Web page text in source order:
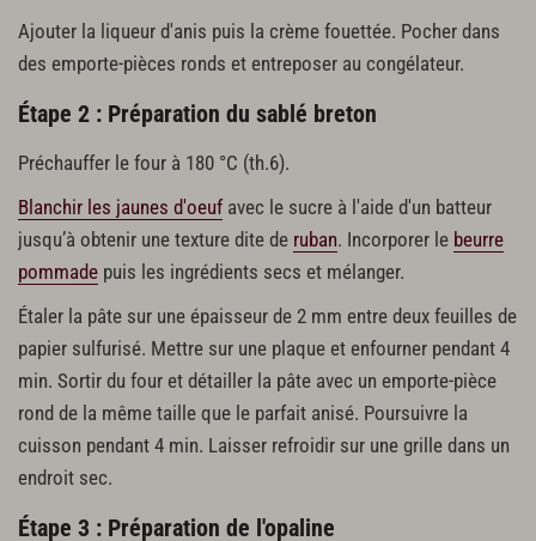
Ajouter la liqueur d'anis puis la crème fouettée. Pocher dans
des emporte-pièces ronds et entreposer au congélateur.
Étape 2 : Préparation du sablé breton
Préchauffer le four à 180 °C (th.6).
Blanchir les jaunes d'oeufavec le sucre à l'aide d'un batteur
jusqu’à obtenir une texture dite de ruban. Incorporer le beurre
pommade puis les ingrédients secs et mélanger.
Étaler la pâte sur une épaisseur de 2 mm entre deux feuilles de
papier sulfurisé. Mettre sur une plaque et enfourner pendant 4
min. Sortir du four et détailler la pâte avec un emporte-pièce
rond de la même taille que le parfait anisé. Poursuivre la
cuisson pendant 4 min. Laisser refroidir sur une grille dans un
endroit sec.
Étape 3 : Préparation de l'opaline